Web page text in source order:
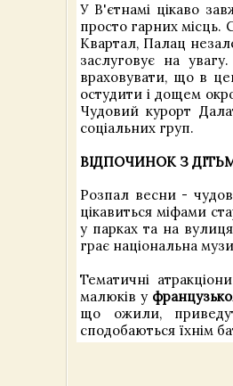
У В'єтнамі цікаво
просто гарних місць.
Квартал, Палац
заслуговує на
враховувати, що в
остудити і дощем
Чудовий курорт
соціальних груп.
ВІДПОЧИНОК З
Розпал весни -
цікавиться міфами
у парках та на
грає національна
Тематичні
малюків у
що ожили,
сподобаються їхнім